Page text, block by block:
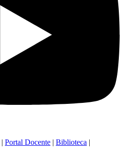
| Portal Docente | Biblioteca |